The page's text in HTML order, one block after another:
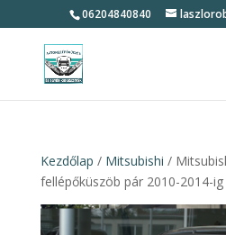
06204840840
Kezdőlap / Mitsubishi /
fellépőküszöb pár 2010-2014-ig